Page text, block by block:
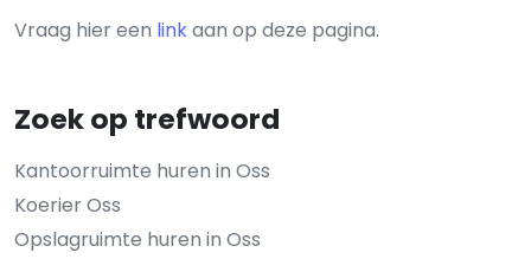
Vraag hier een linkaan op deze pagina.
Zoek op trefwoord
Kantoorruimte huren in Oss
Koerier Oss
Opslagruimte huren in Oss